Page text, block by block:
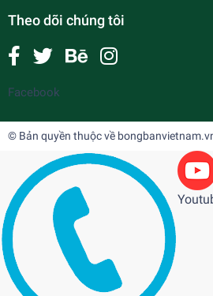
Theo dõi chúng tôi
Facebook
© Bản quyền thuộc về